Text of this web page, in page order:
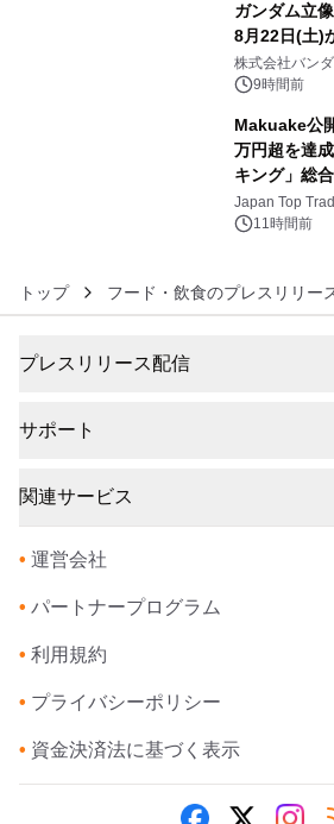
ガンダム立
8月22日(土)
像『
BEYOND
株式会社バン
9時間前
Makuake公
万円超を達
キング」総
浴シンギン
ズ（XL・
Japan Top
11時間前
トップ フード・飲食のプレスリリー
プレスリリース配信
サポート
関連サービス
• 運営会社
• パートナープログラム
• 利用規約
• プライバシーポリシー
• 資金決済法に基づく表示